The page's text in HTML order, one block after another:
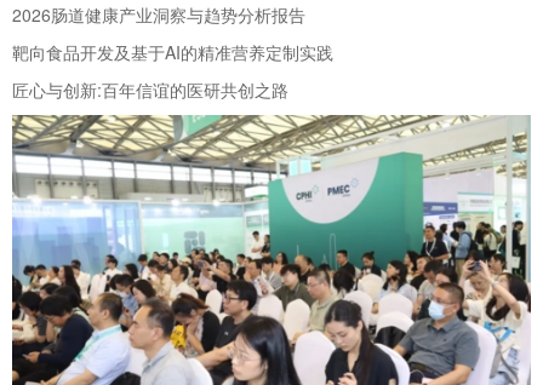
2026肠道健康产业洞察与趋势分析报告
靶向食品开发及基于AI的精准营养定制实践
匠心与创新:百年信谊的医研共创之路